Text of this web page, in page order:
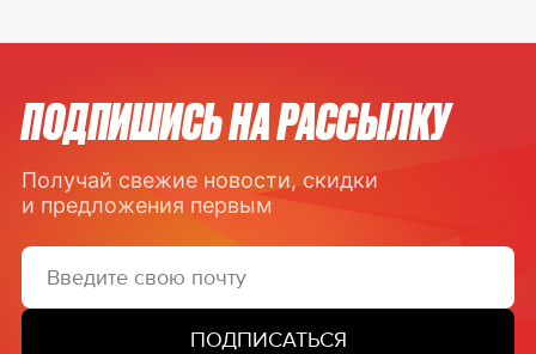
ПОДПИШИСЬ НА РАССЫЛКУ
Получай свежие новости, скидки
и предложения первым
ПОДПИСАТЬСЯ